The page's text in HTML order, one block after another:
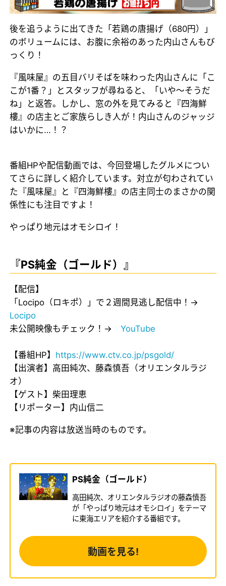
後を追うように出てきた「若鶏の唐揚げ（680円）」
のボリュームには、お腹に余裕のあった内山さんもび
っくり！
『風味屋』の五目バリそばを味わった内山さんに「こ
こが1番？」とスタッフが尋ねると、「いや～そうだ
ね」と返答。しかし、窓の外を見てみると『四海鮮
樓』の店主とご家族らしき人が！内山さんのジャッジ
はいかに…！？
番組HPや配信動画では、今回登場したグルメについ
てさらに詳しく紹介しています。対立が匂わされてい
た『風味屋』と『四海鮮樓』の店主同士のまさかの関
係性にも注目ですよ！
やっぱり地元はオモシロイ！
『PS純金（ゴールド）』
【配信】
「Locipo（ロキポ）」で２週間見逃し配信中！→
Locipo
未公開映像もチェック！→YouTube
【番組HP】 https://www.ctv.co.jp/psgold/
【出演者】高田純次、藤森慎吾（オリエンタルラジ
オ）
【ゲスト】柴田理恵
【リポーター】内山信二
※記事の内容は放送当時のものです。
PS純金（ゴールド）
高田純次、オリエンタルラジオの藤森慎吾
が「やっぱり地元はオモシロイ」をテーマ
に東海エリアを紹介する番組です。
動画を見る!